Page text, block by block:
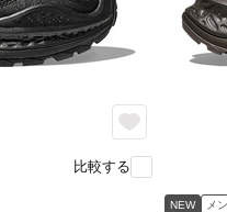
比較する
NEW メ